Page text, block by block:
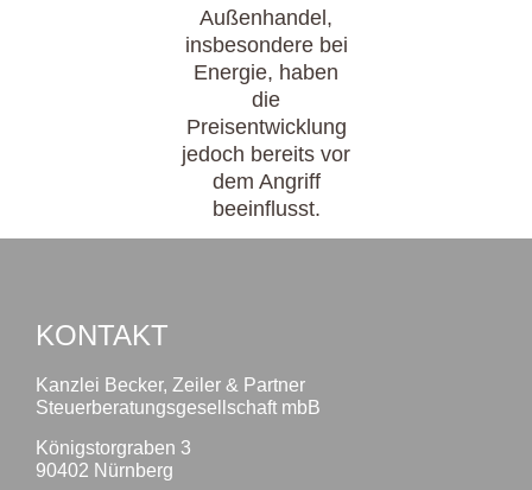
Außenhandel,
insbesondere bei
Energie, haben
die
Preisentwicklung
jedoch bereits vor
dem Angriff
beeinflusst.
KONTAKT
Kanzlei Becker, Zeiler & Partner
Steuerberatungsgesellschaft mbB
Königstorgraben 3
90402 Nürnberg